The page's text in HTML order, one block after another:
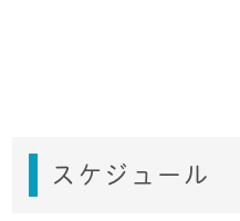
スケジュール